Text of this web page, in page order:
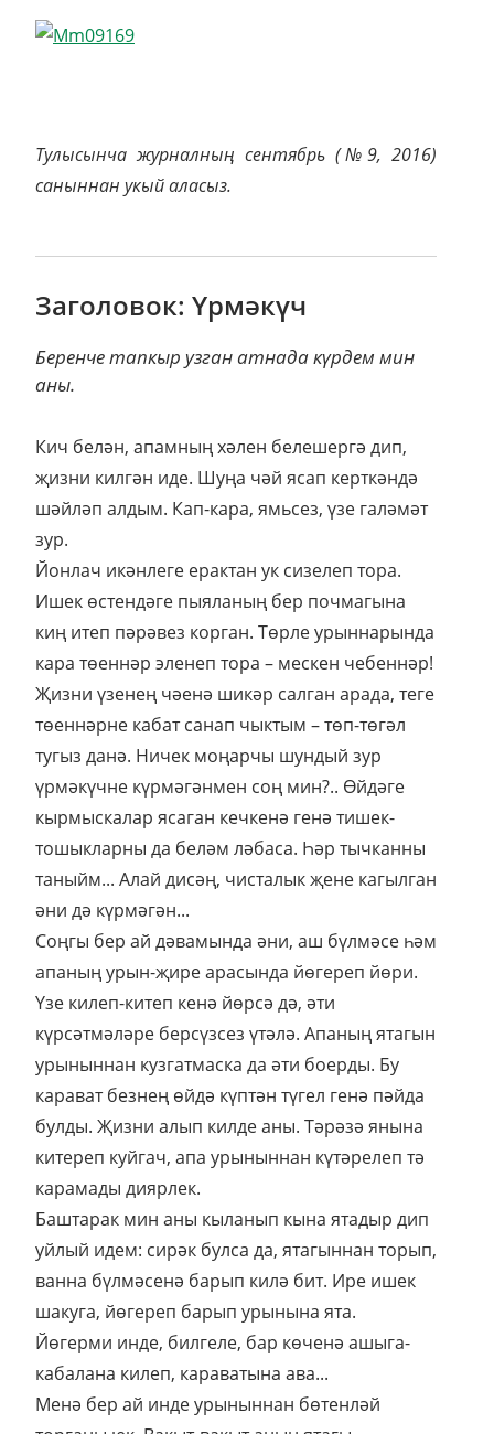
Тулысынча журналның сентябрь (№9, 2016)
саныннан укый аласыз.
Заголовок: Үрмәкүч
Беренче тапкыр узган атнада күрдем мин
аны.
Кич белән, апамның хәлен белешергә дип,
җизни килгән иде. Шуңа чәй ясап керткәндә
шәйләп алдым. Кап-кара, ямьсез, үзе галәмәт
зур.
Йонлач икәнлеге ерактан ук сизелеп тора.
Ишек өстендәге пыяланың бер почмагына
киң итеп пәрәвез корган. Төрле урыннарында
кара төеннәр эленеп тора – мескен чебеннәр!
Җизни үзенең чәенә шикәр салган арада, теге
төеннәрне кабат санап чыктым – төп-төгәл
тугыз данә. Ничек моңарчы шундый зур
үрмәкүчне күрмәгәнмен соң мин?.. Өйдәге
кырмыскалар ясаган кечкенә генә тишек-
тошыкларны да беләм ләбаса. Һәр тычканны
таныйм... Алай дисәң, чисталык җене кагылган
әни дә күрмәгән...
Соңгы бер ай дәвамында әни, аш бүлмәсе һәм
апаның урын-җире арасында йөгереп йөри.
Үзе килеп-китеп кенә йөрсә дә, әти
күрсәтмәләре берсүзсез үтәлә. Апаның ятагын
урыныннан кузгатмаска да әти боерды. Бу
карават безнең өйдә күптән түгел генә пәйда
булды. Җизни алып килде аны. Тәрәзә янына
китереп куйгач, апа урыныннан күтәрелеп тә
карамады диярлек.
Баштарак мин аны кыланып кына ятадыр дип
уйлый идем: сирәк булса да, ятагыннан торып,
ванна бүлмәсенә барып килә бит. Ире ишек
шакуга, йөгереп барып урынына ята.
Йөгерми инде, билгеле, бар көченә ашыга-
кабалана килеп, караватына ава...
Менә бер ай инде урыныннан бөтенләй